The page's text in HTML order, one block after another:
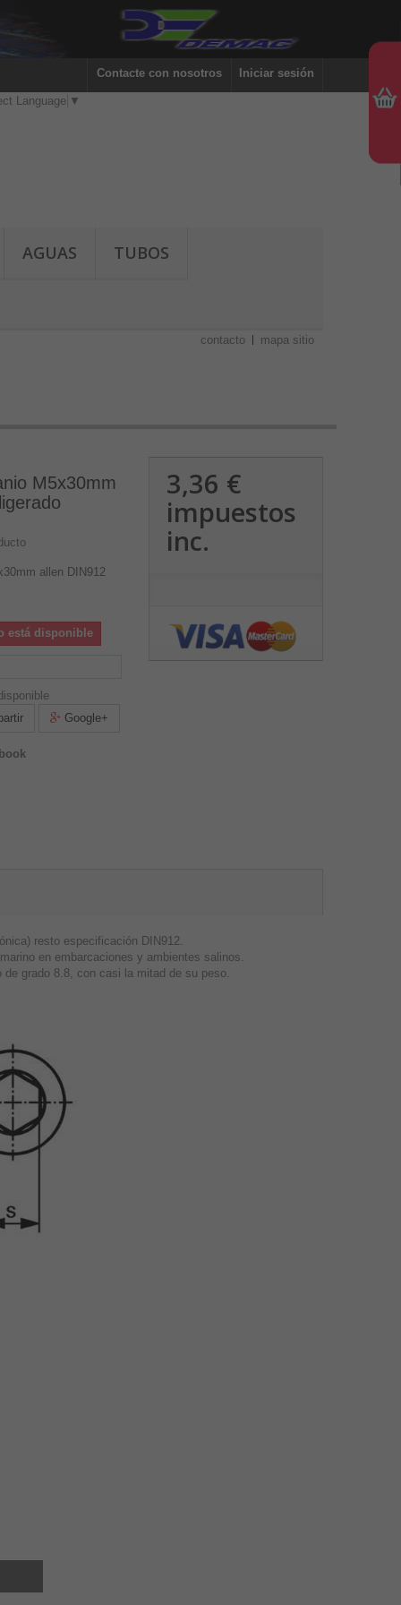
Iniciar sesión
Contacte con nosotros
AGUAS TUBOS
contacto mapa sitio
Language ▼
M5x30mm
allen DIN912
está disponible
Google+
3,36 €
impuestos
inc.
resto especificación DIN912.
en embarcaciones y ambientes salinos.
grado 8.8, con casi la mitad de su peso.